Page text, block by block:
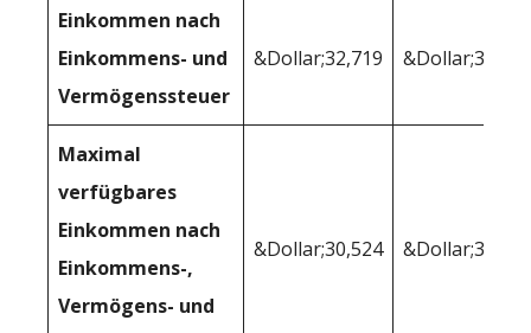
Einkommen nach
Einkommens- und
Vermögenssteuer
&Dollar;32,719 &Dollar;31,742
Maximal
verfügbares
Einkommen nach
Einkommens-,
Vermögens- und
&Dollar;30,524 &Dollar;30,393